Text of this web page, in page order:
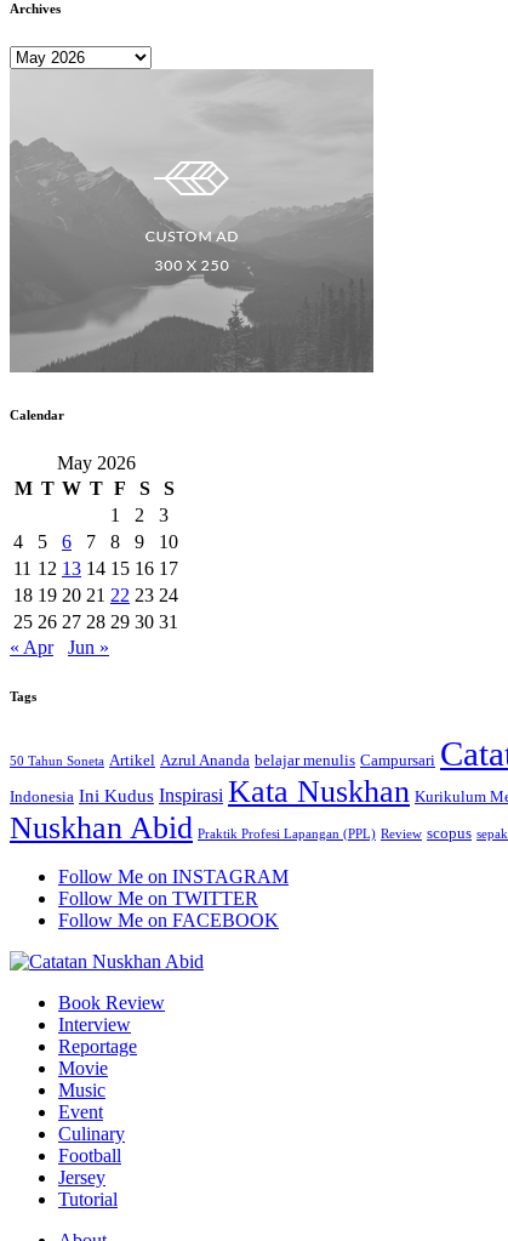
Archives
Archives
Calendar
May 2026
M T W T F S
S
1
2
3
4
5 6 7 8 9
10
11 12 13 14 15 16 17
18 19 20 21 22 23 24
25 26 27 28 29 30 31
« Apr
Jun »
Tags
50 Tahun Soneta Artikel Azrul Ananda belajar menulis Campursari
Indonesia Ini Kudus Inspirasi Kata Nuskhan Kurikulum
Nuskhan Abid Praktik Profesi Lapangan (PPL) Review scopus
Follow Me on INSTAGRAM
Follow Me on TWITTER
Follow Me on FACEBOOK
Book Review
Interview
Reportage
Movie
Music
Event
Culinary
Football
Jersey
Tutorial